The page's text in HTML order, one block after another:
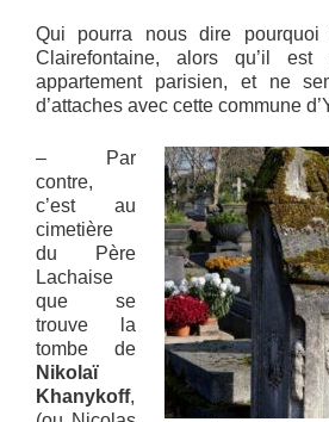
Qui pourra nous dire
Clairefontaine, alors qu’il
appartement parisien, et ne
d’attaches avec cette commune
– Par
contre,
c’est au
cimetière
du Père
Lachaise
que se
trouve la
tombe de
Nikolaï
Khanykoff,